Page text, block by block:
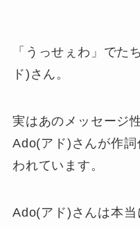
「うっせぇわ」でた
ド)さん。
実はあのメッセージ
Ado(アド)さんが作
われています。
Ado(アド)さんは本